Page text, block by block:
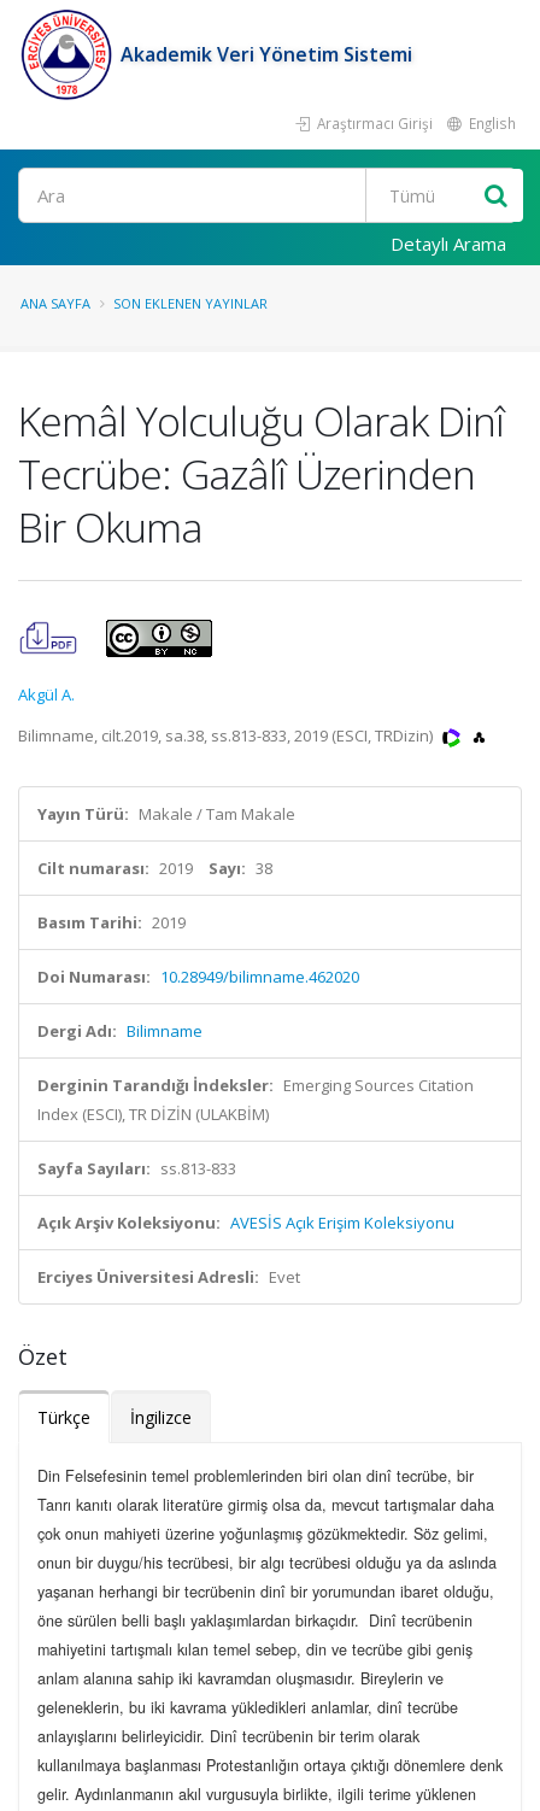
Akademik Veri Yönetim Sistemi
Araştırmacı Girişi English
Ara
Detaylı Arama
ANA SAYFA SON EKLENEN YAYINLAR
Kemâl Yolculuğu Olarak Dinî
Tecrübe: Gazâlî Üzerinden
Bir Okuma
Akgül A.
Bilimname, cilt.2019, sa.38, ss.813-833, 2019 (ESCI, TRDizin)
Yayın Türü: Makale / Tam Makale
Cilt numarası: 2019 Sayı: 38
Basım Tarihi: 2019
Doi Numarası: 10.28949/bilimname.462020
Dergi Adı: Bilimname
Derginin Tarandığı İndeksler: Emerging Sources Citation
Index (ESCI), TR DİZİN (ULAKBİM)
Sayfa Sayıları: ss.813-833
Açık Arşiv Koleksiyonu: AVESİS Açık Erişim Koleksiyonu
Erciyes Üniversitesi Adresli: Evet
Özet
Türkçe İngilizce
Din Felsefesinin temel problemlerinden biri olan dinî tecrübe, bir
Tanrı kanıtı olarak literatüre girmiş olsa da, mevcut tartışmalar daha
çok onun mahiyeti üzerine yoğunlaşmış gözükmektedir. Söz gelimi,
onun bir duygu/his tecrübesi, bir algı tecrübesi olduğu ya da aslında
yaşanan herhangi bir tecrübenin dinî bir yorumundan ibaret olduğu,
öne sürülen belli başlı yaklaşımlardan birkaçıdır. Dinî tecrübenin
mahiyetini tartışmalı kılan temel sebep, din ve tecrübe gibi geniş
anlam alanına sahip iki kavramdan oluşmasıdır. Bireylerin ve
geleneklerin, bu iki kavrama yükledikleri anlamlar, dinî tecrübe
anlayışlarını belirleyicidir. Dinî tecrübenin bir terim olarak
kullanılmaya başlanması Protestanlığın ortaya çıktığı dönemlere denk
gelir. Aydınlanmanın akıl vurgusuyla birlikte, ilgili terime yüklenen